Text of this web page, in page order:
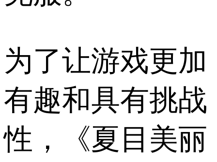
为了让游戏更加
有趣和具有挑战
性，《夏目美丽